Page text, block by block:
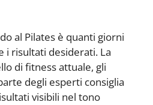
al Pilates è quanti giorni
i risultati desiderati. La
di fitness attuale, gli
degli esperti consiglia
visibili nel tono